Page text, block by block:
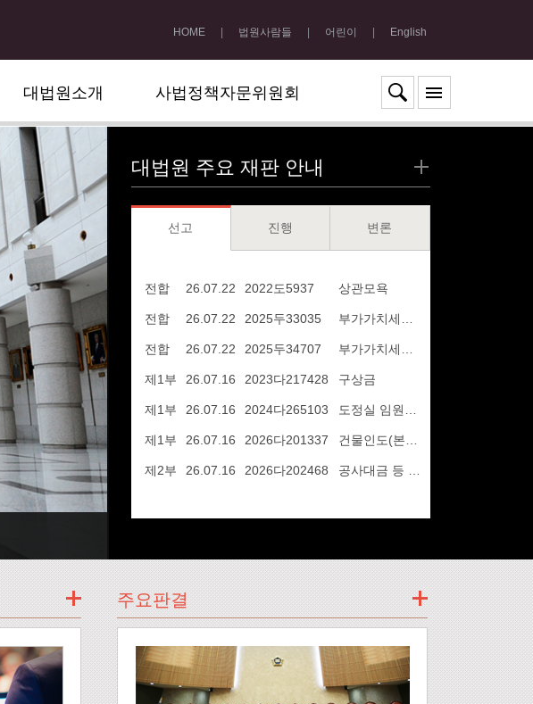
HOME 법원사람들 어린이 English
대법원소개 사법정책자문위원회
대법원 주요 재판 안내
선고 진행 변론
전합 26.07.22 2022도5937 상관모욕
전합 26.07.22 2025두33035
전합 26.07.22 2025두34707
제1부 26.07.16 2023다217428 구상금
제1부 26.07.16 2024다265103
제1부 26.07.16 2026다201337
제2부 26.07.16 2026다202468
주요판결